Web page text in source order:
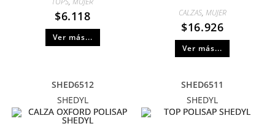
$6.118
Ver más...
CALZAS, MUJER
$16.926
Ver más...
SHED6512
SHEDYL
SHED6511
SHEDYL